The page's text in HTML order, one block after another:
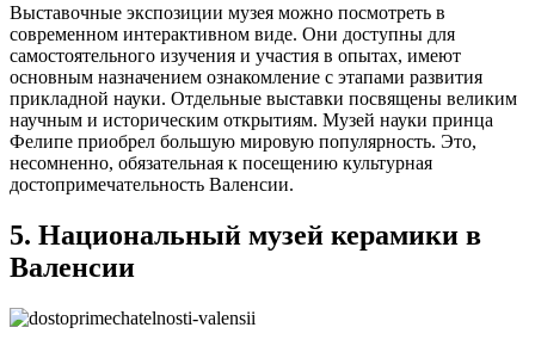
Выставочные экспозиции музея можно посмотреть в
современном интерактивном виде. Они доступны для
самостоятельного изучения и участия в опытах, имеют
основным назначением ознакомление с этапами развития
прикладной науки. Отдельные выставки посвящены великим
научным и историческим открытиям. Музей науки принца
Фелипе приобрел большую мировую популярность. Это,
несомненно, обязательная к посещению культурная
достопримечательность Валенсии.
5. Национальный музей керамики в
Валенсии